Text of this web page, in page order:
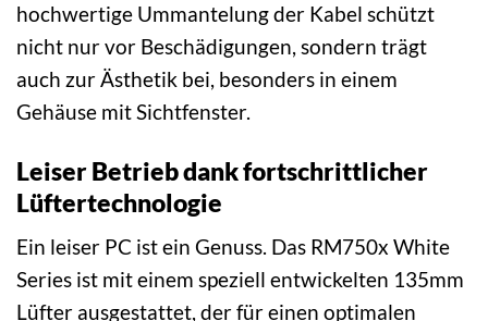
hochwertige Ummantelung der Kabel schützt
nicht nur vor Beschädigungen, sondern trägt
auch zur Ästhetik bei, besonders in einem
Gehäuse mit Sichtfenster.
Leiser Betrieb dank fortschrittlicher
Lüftertechnologie
Ein leiser PC ist ein Genuss. Das RM750x White
Series ist mit einem speziell entwickelten 135mm
Lüfter ausgestattet, der für einen optimalen